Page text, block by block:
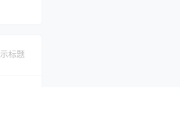
标题